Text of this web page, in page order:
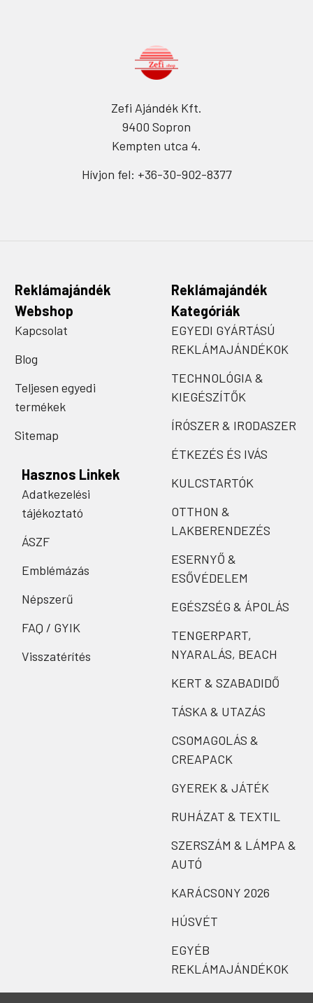
Zefi Ajándék Kft.
9400 Sopron
Kempten utca 4.
Hívjon fel: +36-30-902-8377
Reklámajándék
Webshop
Kapcsolat
Blog
Teljesen egyedi
termékek
Sitemap
Hasznos Linkek
Adatkezelési
tájékoztató
ÁSZF
Emblémázás
Népszerű
FAQ / GYIK
Visszatérítés
Reklámajándék
Kategóriák
EGYEDI GYÁRTÁSÚ
REKLÁMAJÁNDÉKOK
TECHNOLÓGIA &
KIEGÉSZÍTŐK
ÍRÓSZER & IRODASZER
ÉTKEZÉS ÉS IVÁS
KULCSTARTÓK
OTTHON &
LAKBERENDEZÉS
ESERNYŐ &
ESŐVÉDELEM
EGÉSZSÉG & ÁPOLÁS
TENGERPART,
NYARALÁS, BEACH
KERT & SZABADIDŐ
TÁSKA & UTAZÁS
CSOMAGOLÁS &
CREAPACK
GYEREK & JÁTÉK
RUHÁZAT & TEXTIL
SZERSZÁM & LÁMPA &
AUTÓ
KARÁCSONY 2026
HÚSVÉT
EGYÉB
REKLÁMAJÁNDÉKOK